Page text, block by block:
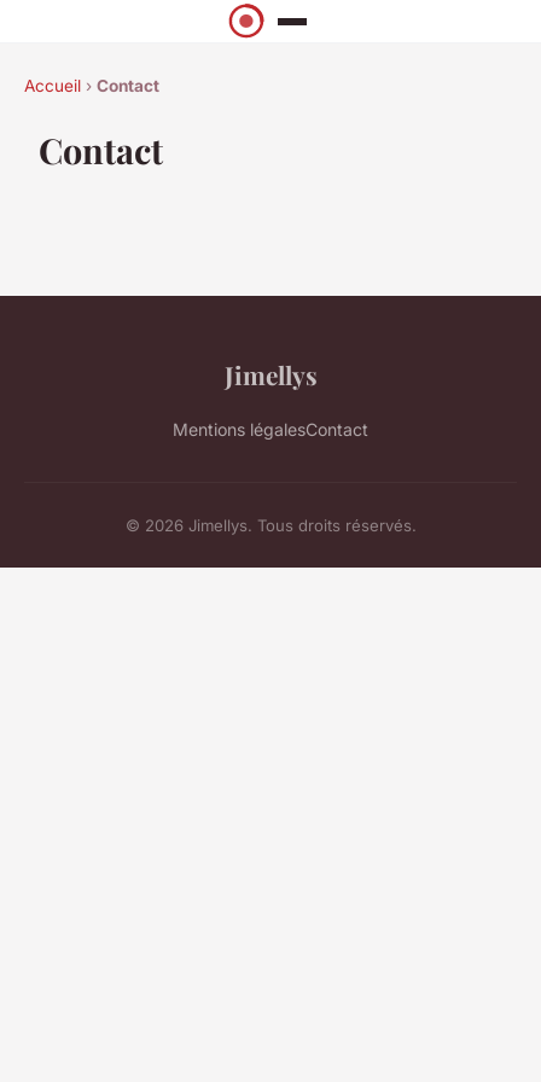
Accueil › Contact
Contact
Jimellys
Mentions légalesContact
© 2026 Jimellys. Tous droits réservés.